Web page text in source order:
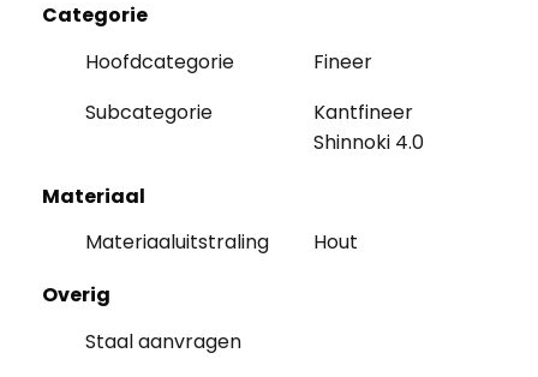
Categorie
Hoofdcategorie
Fineer
Subcategorie
Kantfineer
Shinnoki 4.0
Materiaal
Materiaaluitstraling
Hout
Overig
Staal aanvragen